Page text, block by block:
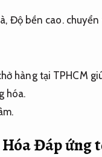
Độ bền cao.chuyển
hàng tại TPHCM
hóa.
Đáp ứng